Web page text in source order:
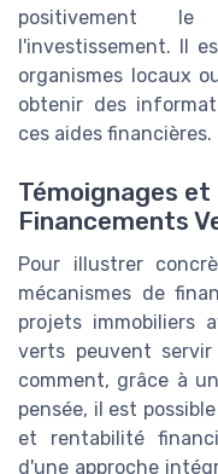
positivement
l'investissement. Il
organismes locaux
obtenir des
ces aides financières.
Témoignages et
Financements
Pour illustrer
mécanismes de
projets immobiliers
verts peuvent
comment, grâce à
pensée, il est
et rentabilité
d'une approche